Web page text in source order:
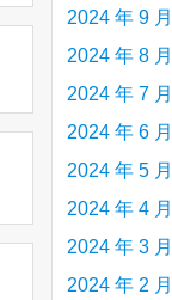
2024 年 9 月
2024 年 8 月
2024 年 7 月
2024 年 6 月
2024 年 5 月
2024 年 4 月
2024 年 3 月
2024 年 2 月